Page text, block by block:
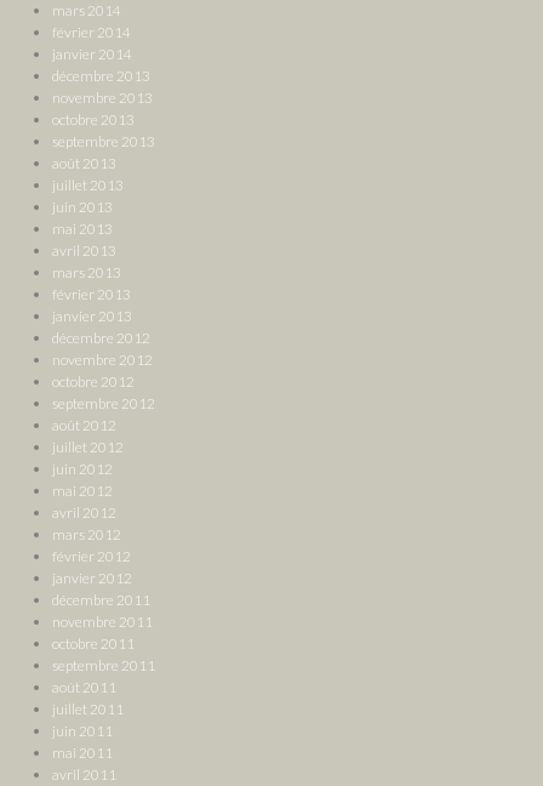
mars 2014
février 2014
janvier 2014
décembre 2013
novembre 2013
octobre 2013
septembre 2013
août 2013
juillet 2013
juin 2013
mai 2013
avril 2013
mars 2013
février 2013
janvier 2013
décembre 2012
novembre 2012
octobre 2012
septembre 2012
août 2012
juillet 2012
juin 2012
mai 2012
avril 2012
mars 2012
février 2012
janvier 2012
décembre 2011
novembre 2011
octobre 2011
septembre 2011
août 2011
juillet 2011
juin 2011
mai 2011
avril 2011